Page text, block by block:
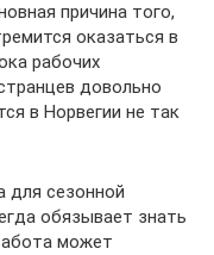
причина того,
оказаться в
рабочих
довольно
в Норвегии не так
для сезонной
обязывает знать
может